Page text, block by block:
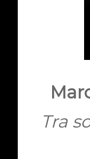
Tra